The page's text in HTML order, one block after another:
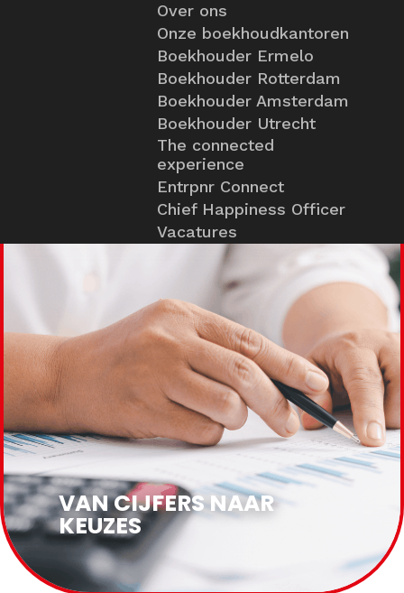
Over ons
Onze boekhoudkantoren
Boekhouder Ermelo
Boekhouder Rotterdam
Boekhouder Amsterdam
Boekhouder Utrecht
The connected
experience
Entrpnr Connect
Chief Happiness Officer
Vacatures
VAN CIJFERS NAAR
KEUZES